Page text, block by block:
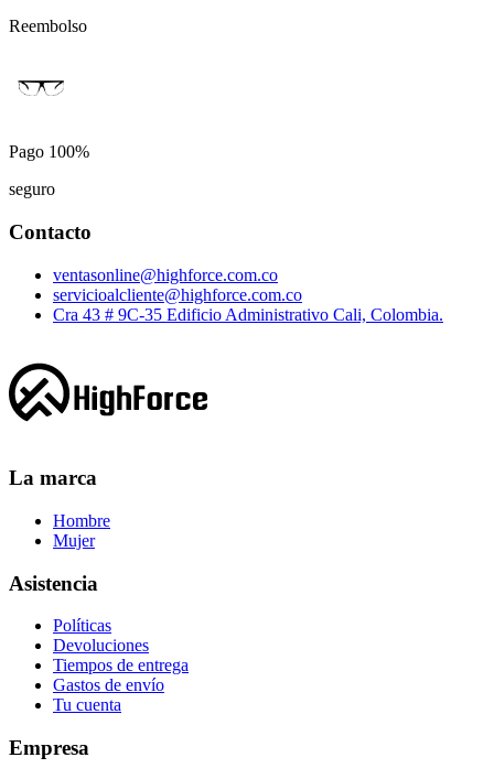
Reembolso
Pago 100%
seguro
Contacto
ventasonline@highforce.com.co
servicioalcliente@highforce.com.co
Cra 43 # 9C-35 Edificio Administrativo Cali, Colombia.
La marca
Hombre
Mujer
Asistencia
Políticas
Devoluciones
Tiempos de entrega
Gastos de envío
Tu cuenta
Empresa